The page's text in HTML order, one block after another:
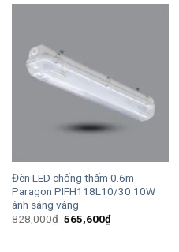
Đèn LED chống thấm 0.6m
Paragon PIFH118L10/30 10W
ánh sáng vàng
828,000₫ Giá
565,600₫Giá
hiện